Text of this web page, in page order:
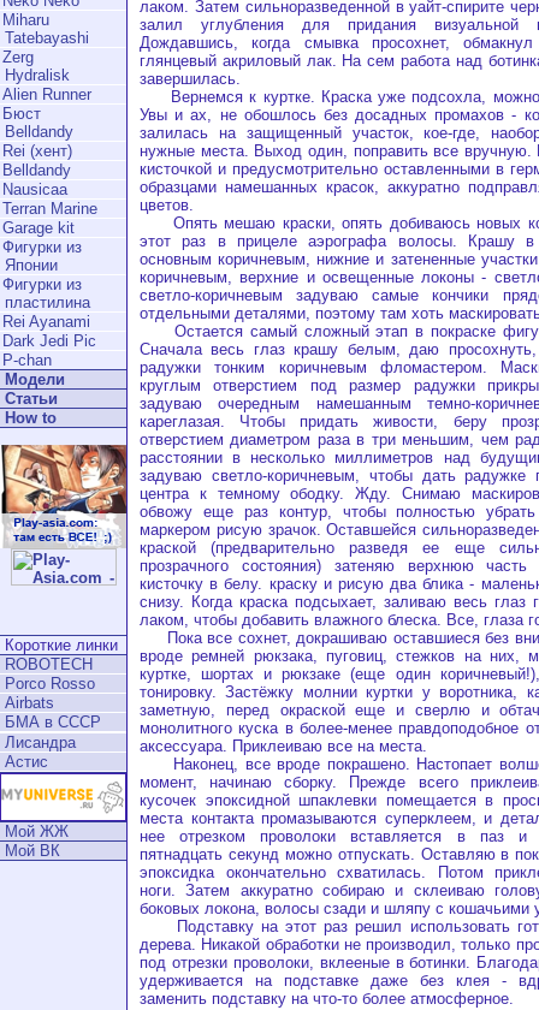
Miharu
Tatebayashi
Zerg
Hydralisk
Alien Runner
Бюст
Belldandy
Rei (хент)
Belldandy
Nausicaa
Terran Marine
Garage kit
Фигурки из
Японии
Фигурки из
пластилина
Rei Ayanami
Dark Jedi Pic
P-chan
Модели
Статьи
How to
Короткие линки
ROBOTECH
Porco Rosso
Airbats
БМА в СССР
Лисандра
Астис
Мой ЖЖ
Мой ВК
лаком. Затем сильноразведенной в уайт-спирите
залил углубления для придания
Дождавшись, когда смывка просохнет,
глянцевый акриловый лак. На сем работа над
завершилась.
Вернемся к куртке. Краска уже подсохла, можно
Увы и ах, не обошлось без досадных промахов -
залилась на защищенный участок, кое-где,
нужные места. Выход один, поправить все вручную.
кисточкой и предусмотрительно оставленными в
образцами намешанных красок, аккуратно
цветов.
Опять мешаю краски, опять добиваюсь новых
этот раз в прицеле аэрографа волосы. Крашу
основным коричневым, нижние и затененные
коричневым, верхние и освещенные локоны -
светло-коричневым задуваю самые кончики
отдельными деталями, поэтому там хоть
Остается самый сложный этап в покраске
Сначала весь глаз крашу белым, даю
радужки тонким коричневым фломастером.
круглым отверстием под размер радужки
задуваю очередным намешанным темно-
кареглазая. Чтобы придать живости, беру
отверстием диаметром раза в три меньшим, чем
расстоянии в несколько миллиметров над
задуваю светло-коричневым, чтобы дать радужке
центра к темному ободку. Жду. Снимаю
обвожу еще раз контур, чтобы полностью
маркером рисую зрачок. Оставшейся
краской (предварительно разведя ее еще
прозрачного состояния) затеняю верхнюю
кисточку в белу. краску и рисую два блика -
снизу. Когда краска подсыхает, заливаю весь глаз
лаком, чтобы добавить влажного блеска. Все, глаза
Пока все сохнет, докрашиваю оставшиеся без
вроде ремней рюкзака, пуговиц, стежков на них,
куртке, шортах и рюкзаке (еще один
тонировку. Застёжку молнии куртки у
заметную, перед окраской еще и сверлю и
монолитного куска в более-менее правдоподобное
аксессуара. Приклеиваю все на места.
Наконец, все вроде покрашено. Настопает
момент, начинаю сборку. Прежде всего
кусочек эпоксидной шпаклевки помещается в
места контакта промазываются суперклеем, и
нее отрезком проволоки вставляется в паз и
пятнадцать секунд можно отпускать. Оставляю в
эпоксидка окончательно схватилась. Потом
ноги. Затем аккуратно собираю и склеиваю
боковых локона, волосы сзади и шляпу с кошачьими
Подставку на этот раз решил использовать
дерева. Никакой обработки не производил, только
под отрезки проволоки, вклееные в ботинки.
удерживается на подставке даже без клея -
заменить подставку на что-то более атмосферное.